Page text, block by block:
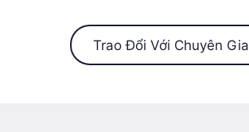
Trao Đổi Với Chuyên Gia